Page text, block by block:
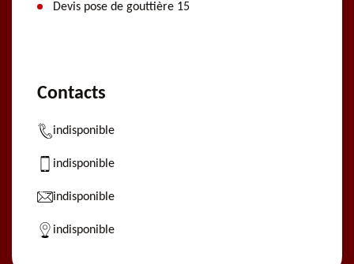
Devis pose de gouttière 15
Contacts
indisponible
indisponible
indisponible
indisponible